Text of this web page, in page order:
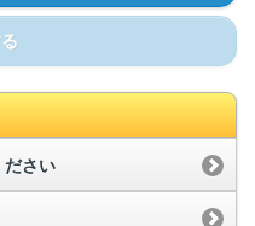
ださい